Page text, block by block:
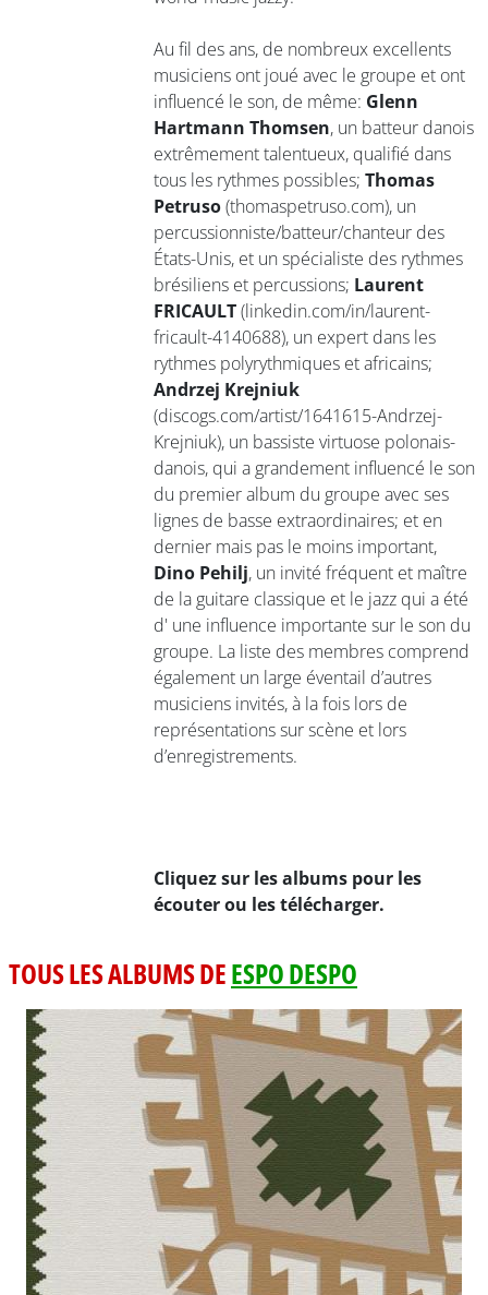
Au fil des ans, de nombreux excellents
musiciens ont joué avec le groupe et ont
influencé le son, de même: Glenn
Hartmann Thomsen, un batteur danois
extrêmement talentueux, qualifié dans
tous les rythmes possibles; Thomas
Petruso(thomaspetruso.com), un
percussionniste/batteur/chanteur des
États-Unis, et un spécialiste des rythmes
brésiliens et percussions; Laurent
FRICAULT(linkedin.com/in/laurent-
fricault-4140688), un expert dans les
rythmes polyrythmiques et africains;
Andrzej Krejniuk
(discogs.com/artist/1641615-Andrzej-
Krejniuk), un bassiste virtuose polonais-
danois, qui a grandement influencé le son
du premier album du groupe avec ses
lignes de basse extraordinaires; et en
dernier mais pas le moins important,
Dino Pehilj, un invité fréquent et maître
de la guitare classique et le jazz qui a été
d' une influence importante sur le son du
groupe. La liste des membres comprend
également un large éventail d’autres
musiciens invités, à la fois lors de
représentations sur scène et lors
d’enregistrements.
Cliquez sur les albums pour les
écouter ou les télécharger.
TOUS LES ALBUMS DEESPO DESPO